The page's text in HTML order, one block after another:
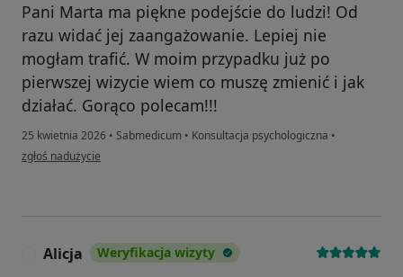
Pani Marta ma piękne podejście do ludzi! Od
razu widać jej zaangażowanie. Lepiej nie
mogłam trafić. W moim przypadku już po
pierwszej wizycie wiem co muszę zmienić i jak
działać. Gorąco polecam!!!
25 kwietnia 2026 • Sabmedicum • Konsultacja psychologiczna •
w opinii użytkownika Marianna
zgłoś nadużycie
Alicja Weryfikacja wizyty